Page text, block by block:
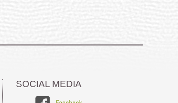
SOCIAL MEDIA